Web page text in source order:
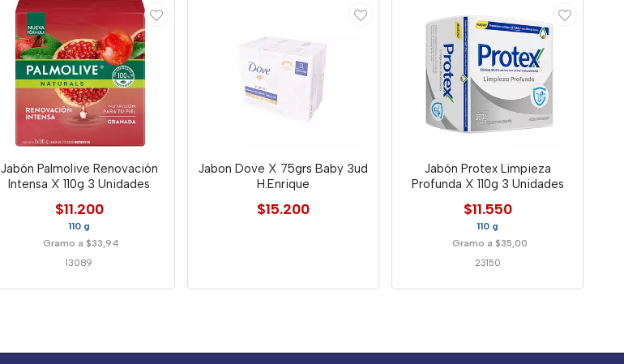
Jabón Palmolive Renovación
Intensa X 110g 3 Unidades
$11.200
110 g
Gramo a $33,94
13089
Jabon Dove X 75grs Baby 3ud
H.Enrique
$15.200
Jabón Protex Limpieza
Profunda X 110g 3 Unidades
$11.550
110 g
Gramo a $35,00
23150